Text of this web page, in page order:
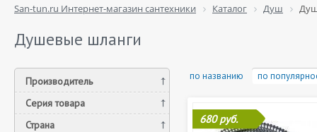
San-tun.ru Интернет-магазин сантехники Каталог Душ
Душевые шланги
Производитель
Серия товара
Страна
по названию по
680 руб.